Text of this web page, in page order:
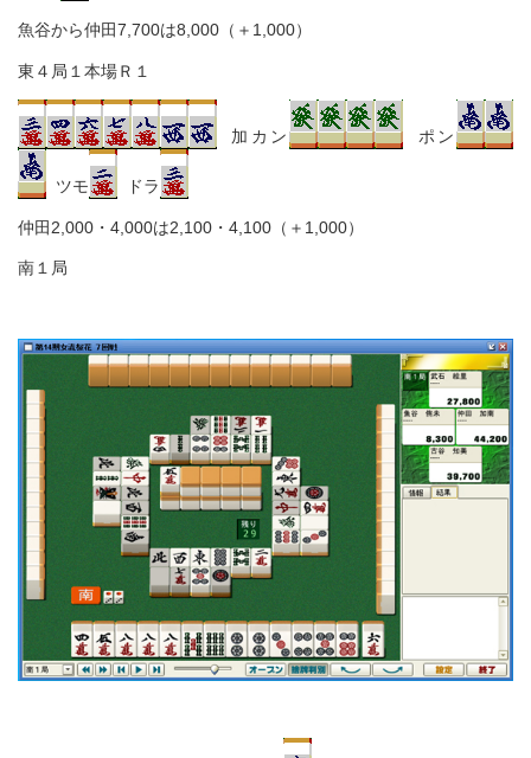
魚谷から仲田7,700は8,000（＋1,000）
東４局１本場Ｒ１
加カン ポン
ツモ ドラ
仲田2,000・4,000は2,100・4,100（＋1,000）
南１局